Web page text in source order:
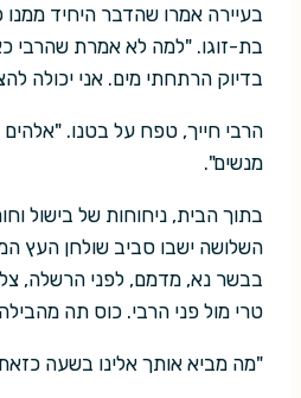
בעיירה אמרו שהדבר היחיד
בת-זוגו. "למה לא אמרת שהרבי
בדיוק הרתחתי מים. אני יכולה
הרבי חייך, טפח על בטנו.
מנשים".
בתוך הבית, ניחוחות של בישול
השלושה ישבו סביב שולחן העץ
בבשר נא, מדמם, לפני הרשלה,
טרי מול פני הרבי. כוס תה
"מה מביא אותך אלינו בשעה